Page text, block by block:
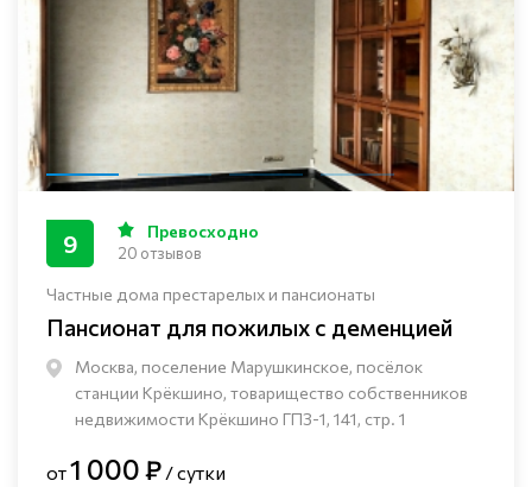
Частные дома престарелых и пансионаты
Пансионат для пожилых с деменцией
Москва, поселение Марушкинское, посёлок
станции Крёкшино, товарищество собственников
недвижимости Крёкшино ГПЗ-1, 141, стр. 1
9 Превосходно
20 отзывов
от1 000 ₽ / сутки